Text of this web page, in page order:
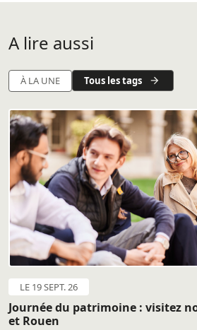
A lire aussi
À LA UNE Tous les tags
LE 19 SEPT. 26
Journée du patrimoine : visitez
et Rouen